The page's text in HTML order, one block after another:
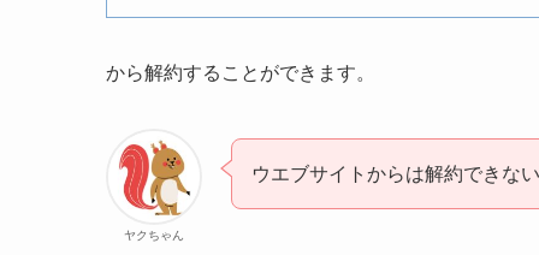
から解約することができます。
ヤクちゃん
ウエブサイトからは解約できな